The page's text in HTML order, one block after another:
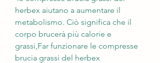
herbex aiutano a aumentare il
metabolismo. Ciò significa che il
corpo brucerà più calorie e
grassi,Far funzionare le compresse
brucia grassi del herbex